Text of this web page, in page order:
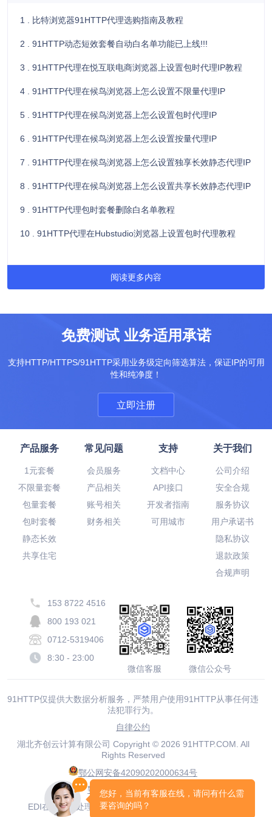
1 . 比特浏览器91HTTP代理选购指南及教程
2 . 91HTTP动态短效套餐自动白名单功能已上线!!!
3 . 91HTTP代理在悦互联电商浏览器上设置包时代理IP教程
4 . 91HTTP代理在候鸟浏览器上怎么设置不限量代理IP
5 . 91HTTP代理在候鸟浏览器上怎么设置包时代理IP
6 . 91HTTP代理在候鸟浏览器上怎么设置按量代理IP
7 . 91HTTP代理在候鸟浏览器上怎么设置独享长效静态代理IP
8 . 91HTTP代理在候鸟浏览器上怎么设置共享长效静态代理IP
9 . 91HTTP代理包时套餐删除白名单教程
10 . 91HTTP代理在Hubstudio浏览器上设置包时代理教程
阅读更多内容
免费测试 业务适用承诺
支持HTTP/HTTPS/91HTTP采用业务级定向筛选算法，保证IP的可用
性和纯净度！
立即注册
产品服务
1元套餐
不限量套餐
包量套餐
包时套餐
静态长效
共享住宅
常见问题
会员服务
产品相关
账号相关
财务相关
支持
文档中心
API接口
开发者指南
可用城市
关于我们
公司介绍
安全合规
服务协议
用户承诺书
隐私协议
退款政策
合规声明
153 8722 4516
800 193 021
0712-5319406
8:30 - 23:00
微信客服
微信公众号
91HTTP仅提供大数据分析服务，严禁用户使用91HTTP从事任何违
法犯罪行为。
自律公约
湖北齐创云计算有限公司 Copyright © 2026 91HTTP.COM. All
Rights Reserved
鄂公网安备42090202000634号
鄂ICP备20001916号-19
EDI在线数据处理与交易处理业务许可证鄂B2-20210063